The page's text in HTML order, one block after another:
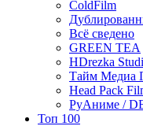
ColdFilm
Всё сведено
GREEN TEA
HDrezka
Тайм Медиа
Head Pack
РуАниме /
Топ 100